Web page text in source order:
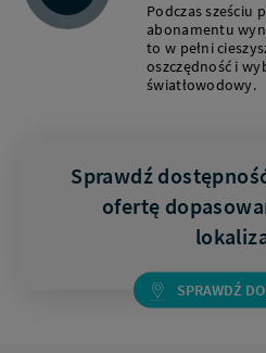
Podczas sześciu
abonamentu
to w pełni
oszczędność i
światłowodowy.
Sprawdź
ofertę
SPRAWDŹ